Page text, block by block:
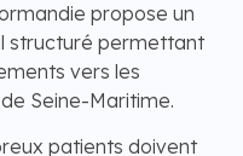
propose un
structuré permettant
vers les
Seine-Maritime.
patients doivent